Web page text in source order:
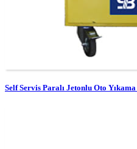
Self Servis Paralı Jetonlu Oto Yıkama